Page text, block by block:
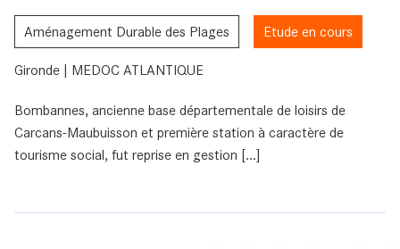
Aménagement Durable des Plages Etude en cours
Gironde | MEDOC ATLANTIQUE
Bombannes, ancienne base départementale de loisirs de
Carcans-Maubuisson et première station à caractère de
tourisme social, fut reprise en gestion [...]